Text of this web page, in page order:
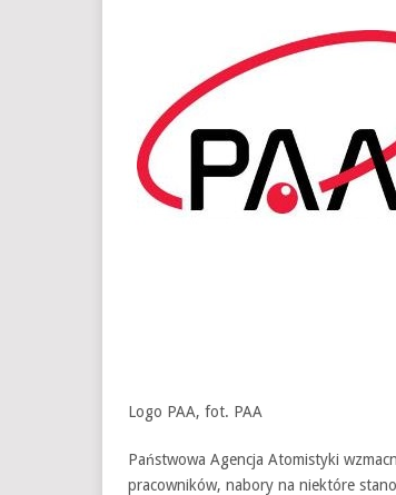
Logo PAA, fot. PAA
Państwowa Agencja Atomistyki
pracowników, nabory na niektóre